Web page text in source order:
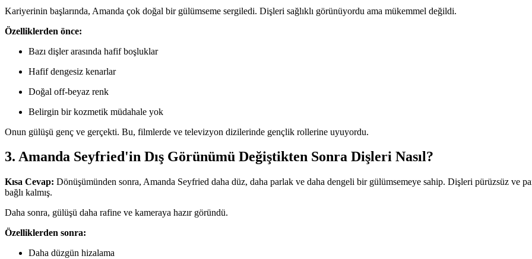
Kariyerinin başlarında, Amanda çok doğal bir gülümseme sergiledi. Dişleri sağlıklı görünüyordu ama mükemmel değildi.
Özelliklerden önce:
Bazı dişler arasında hafif boşluklar
Hafif dengesiz kenarlar
Doğal off-beyaz renk
Belirgin bir kozmetik müdahale yok
Onun gülüşü genç ve gerçekti. Bu, filmlerde ve televizyon dizilerinde gençlik rollerine uyuyordu.
3. Amanda Seyfried'in Dış Görünümü Değiştikten Sonra Dişleri Nasıl?
Kısa Cevap: Dönüşümünden sonra, Amanda Seyfried daha düz, daha parlak ve daha dengeli bir gülümsemeye sahip. Dişleri pürüzsüz ve
bağlı kalmış.
Daha sonra, gülüşü daha rafine ve kameraya hazır göründü.
Özelliklerden sonra:
Daha düzgün hizalama